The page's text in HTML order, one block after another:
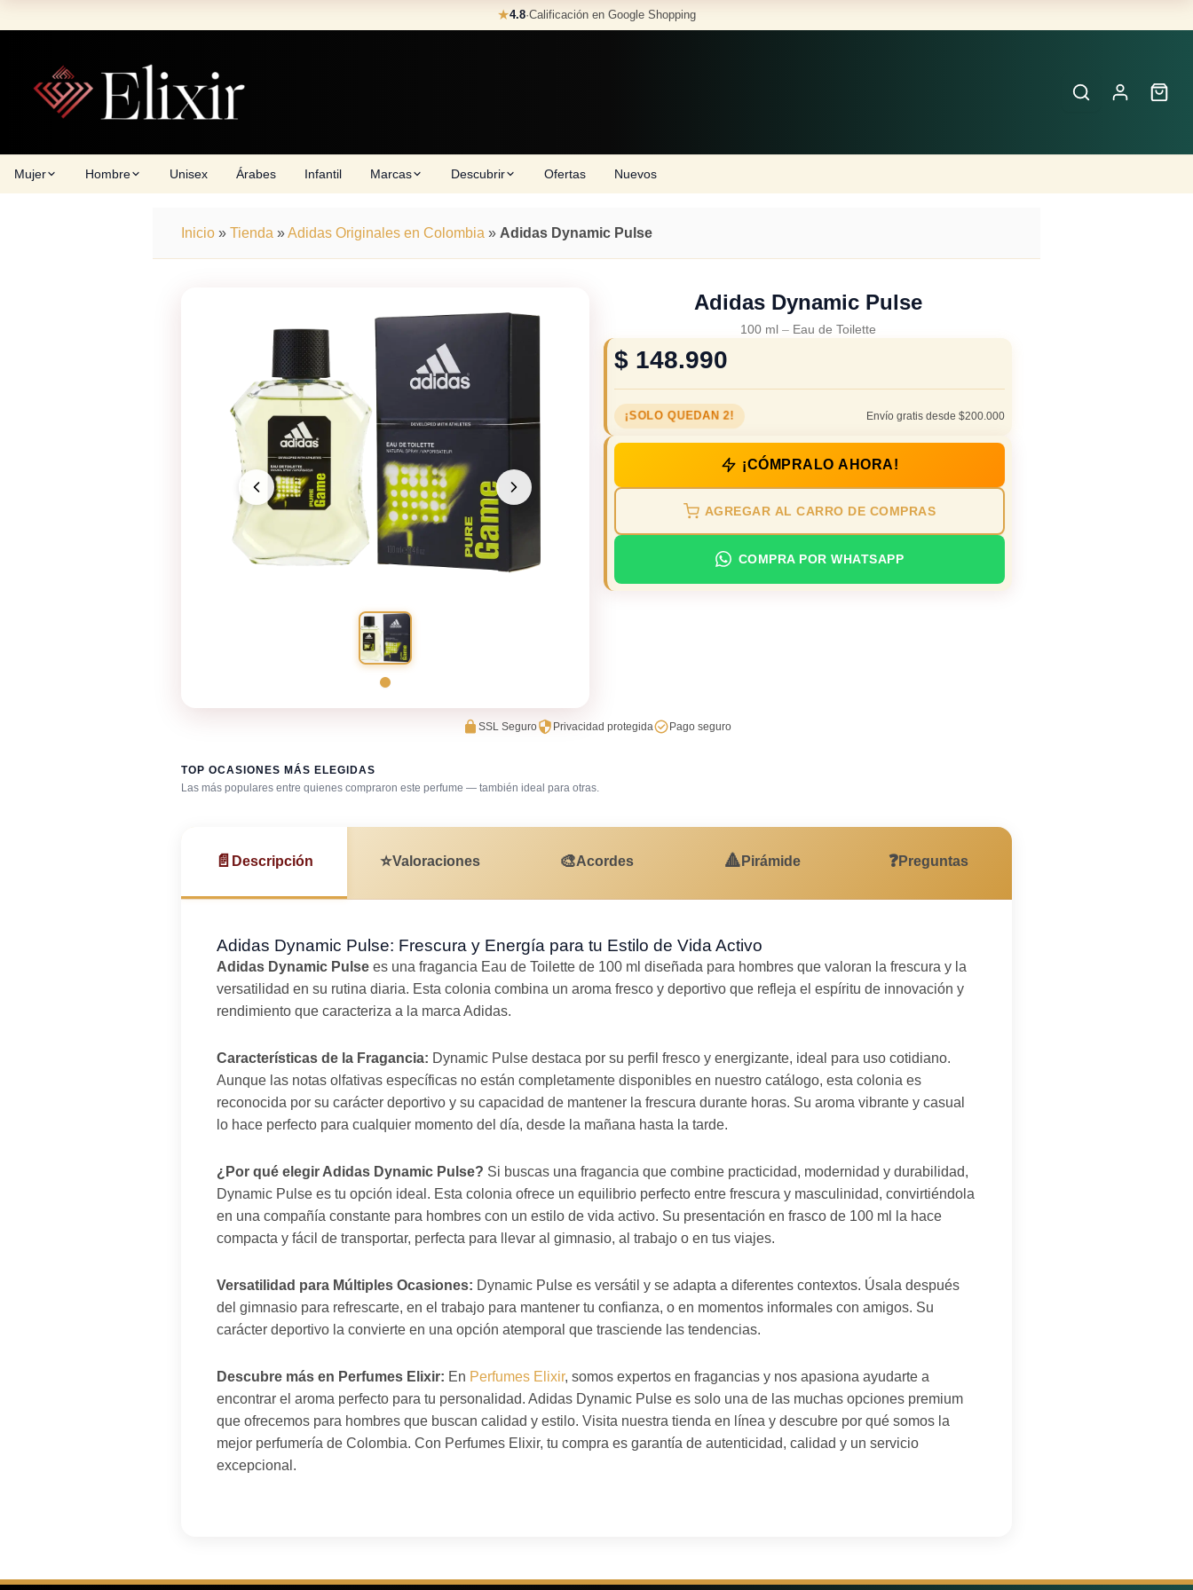
to
★4.8·Calificación en Google Shopping
Mujer Hombre Unisex Árabes Infantil Marcas Descubrir Ofertas Nuevos
Inicio » Tienda »Adidas Originales en Colombia » Adidas Dynamic Pulse
Adidas Dynamic Pulse
100 ml – Eau de Toilette
$ 148.990
¡SOLO QUEDAN 2! Envío gratis desde $200.000
¡CÓMPRALO AHORA!
AGREGAR AL CARRO DE COMPRAS
COMPRA POR WHATSAPP
SSL Seguro Privacidad protegida Pago seguro
TOP OCASIONES MÁS ELEGIDAS
Las más populares entre quienes compraron este perfume — también ideal para otras.
Después de la ducha Errands / vueltas
📄 Descripción ⭐Valoraciones 🎨Acordes 🔺 Pirámide ❓Preguntas
Adidas Dynamic Pulse: Frescura y Energía para tu Estilo de Vida Activo
Adidas Dynamic Pulse es una fragancia Eau de Toilette de 100 ml diseñada para hombres que valoran la frescura y la
versatilidad en su rutina diaria. Esta colonia combina un aroma fresco y deportivo que refleja el espíritu de innovación y
rendimiento que caracteriza a la marca Adidas.
Características de la Fragancia: Dynamic Pulse destaca por su perfil fresco y energizante, ideal para uso cotidiano.
Aunque las notas olfativas específicas no están completamente disponibles en nuestro catálogo, esta colonia es
reconocida por su carácter deportivo y su capacidad de mantener la frescura durante horas. Su aroma vibrante y casual
lo hace perfecto para cualquier momento del día, desde la mañana hasta la tarde.
¿Por qué elegir Adidas Dynamic Pulse? Si buscas una fragancia que combine practicidad, modernidad y durabilidad,
Dynamic Pulse es tu opción ideal. Esta colonia ofrece un equilibrio perfecto entre frescura y masculinidad, convirtiéndola
en una compañía constante para hombres con un estilo de vida activo. Su presentación en frasco de 100 ml la hace
compacta y fácil de transportar, perfecta para llevar al gimnasio, al trabajo o en tus viajes.
Versatilidad para Múltiples Ocasiones: Dynamic Pulse es versátil y se adapta a diferentes contextos. Úsala después
del gimnasio para refrescarte, en el trabajo para mantener tu confianza, o en momentos informales con amigos. Su
carácter deportivo la convierte en una opción atemporal que trasciende las tendencias.
Descubre más en Perfumes Elixir: En Perfumes Elixir, somos expertos en fragancias y nos apasiona ayudarte a
encontrar el aroma perfecto para tu personalidad. Adidas Dynamic Pulse es solo una de las muchas opciones premium
que ofrecemos para hombres que buscan calidad y estilo. Visita nuestra tienda en línea y descubre por qué somos la
mejor perfumería de Colombia. Con Perfumes Elixir, tu compra es garantía de autenticidad, calidad y un servicio
excepcional.